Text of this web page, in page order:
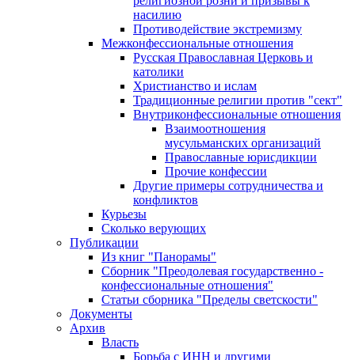
насилию
Противодействие экстремизму
Межконфессиональные отношения
Русская Православная Церковь и
католики
Христианство и ислам
Традиционные религии против "сект"
Внутриконфессиональные отношения
Взаимоотношения
мусульманских организаций
Православные юрисдикции
Прочие конфессии
Другие примеры сотрудничества и
конфликтов
Курьезы
Сколько верующих
Публикации
Из книг "Панорамы"
Сборник "Преодолевая государственно -
конфессиональные отношения"
Статьи сборника "Пределы светскости"
Документы
Архив
Власть
Борьба с ИНН и другими